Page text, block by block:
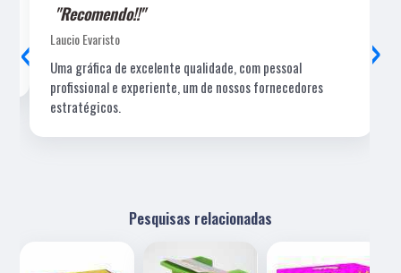
"Recomendo!!"
Laucio Evaristo
Uma gráfica de excelente qualidade, com pessoal
profissional e experiente, um de nossos fornecedores
estratégicos.
‹ ›
Pesquisas relacionadas